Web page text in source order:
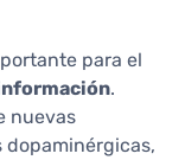
para el
.
nuevas
dopaminérgicas,